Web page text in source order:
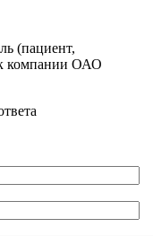
(пациент,
компании ОАО